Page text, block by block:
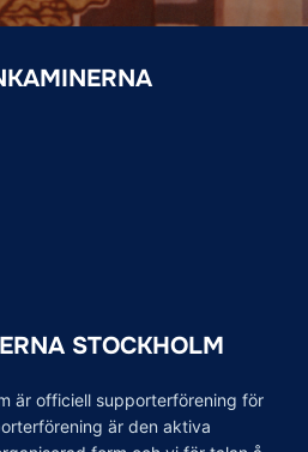
STOCKHOLM
är officiell supporterförening för
är den aktiva